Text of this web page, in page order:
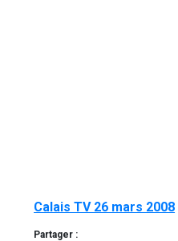
Calais TV 26 mars 2008
Partager :